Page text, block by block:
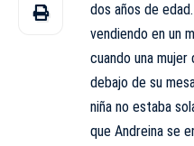
dos años de
vendiendo en un
cuando una mujer
debajo de su
niña no estaba
que Andreina se